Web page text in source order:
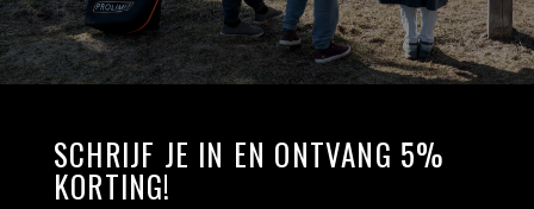
SCHRIJF JE IN EN ONTVANG 5%
KORTING!